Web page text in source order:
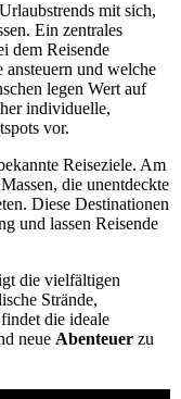
mit sich,
Ein zentrales
dem Reisende
ansteuern und welche
legen Wert auf
individuelle,
vor.
Reiseziele. Am
die unentdeckte
Diese Destinationen
und lassen Reisende
die vielfältigen
Strände,
die ideale
neue Abenteuer zu